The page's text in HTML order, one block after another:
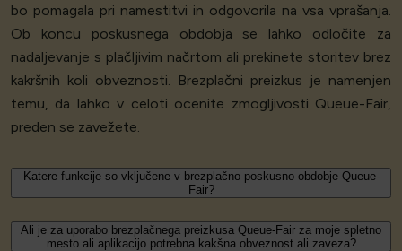
bo pomagala pri namestitvi in odgovorila na vsa vprašanja.
Ob koncu poskusnega obdobja se lahko odločite za
nadaljevanje s plačljivim načrtom ali prekinete storitev brez
kakršnih koli obveznosti. Brezplačni preizkus je namenjen
temu, da lahko v celoti ocenite zmogljivosti Queue-Fair,
preden se zavežete.
Katere funkcije so vključene v brezplačno poskusno obdobje Queue-
Fair?
Ali je za uporabo brezplačnega preizkusa Queue-Fair za moje spletno
mesto ali aplikacijo potrebna kakšna obveznost ali zaveza?